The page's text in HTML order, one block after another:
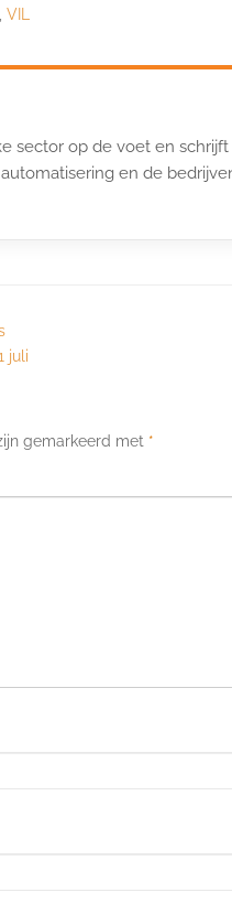
VIL
sector op de voet en
en de
juli
gemarkeerd met *